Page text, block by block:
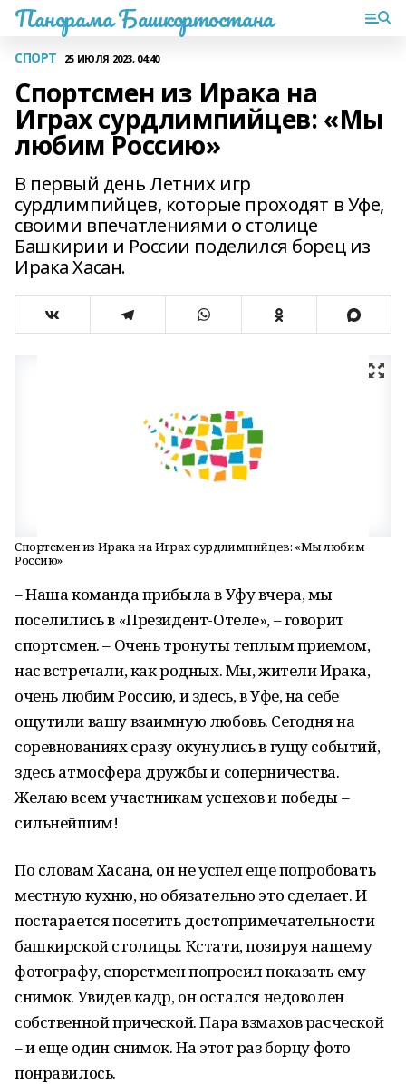
Панорама Башкортостана
СПОРТ 25 ИЮЛЯ 2023, 04:40
Спортсмен из Ирака на
Играх сурдлимпийцев: «Мы
любим Россию»
В первый день Летних игр
сурдлимпийцев, которые проходят в Уфе,
своими впечатлениями о столице
Башкирии и России поделился борец из
Ирака Хасан.
Спортсмен из Ирака на Играх сурдлимпийцев: «Мы любим
Россию»
– Наша команда прибыла в Уфу вчера, мы
поселились в «Президент-Отеле», – говорит
спортсмен. – Очень тронуты теплым приемом,
нас встречали, как родных. Мы, жители Ирака,
очень любим Россию, и здесь, в Уфе, на себе
ощутили вашу взаимную любовь. Сегодня на
соревнованиях сразу окунулись в гущу событий,
здесь атмосфера дружбы и соперничества.
Желаю всем участникам успехов и победы –
сильнейшим!
По словам Хасана, он не успел еще попробовать
местную кухню, но обязательно это сделает. И
постарается посетить достопримечательности
башкирской столицы. Кстати, позируя нашему
фотографу, спорстмен попросил показать ему
снимок. Увидев кадр, он остался недоволен
собственной прической. Пара взмахов расческой
– и еще один снимок. На этот раз борцу фото
понравилось.